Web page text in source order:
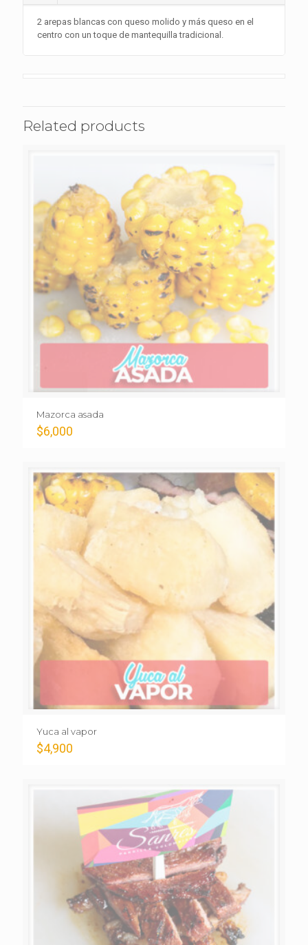
2 arepas blancas con queso molido y más queso en el
centro con un toque de mantequilla tradicional.
Related products
Mazorca asada
$6,000
Yuca al vapor
$4,900